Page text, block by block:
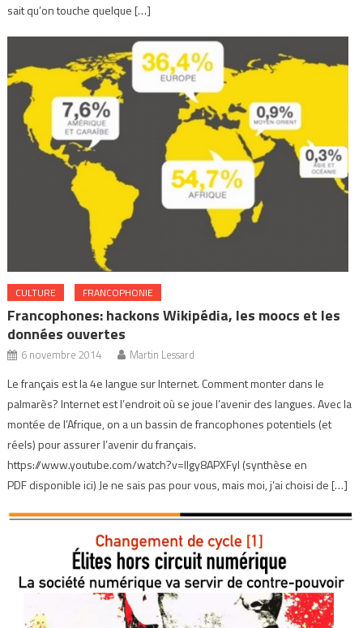
sait qu’on touche quelque […]
CULTURE FRANCOPHONIE
Francophones: hackons Wikipédia, les moocs et les
données ouvertes
6 novembre 2014 Martin Lessard
Le français est la 4e langue sur Internet. Comment monter dans le
palmarès? Internet est l’endroit où se joue l’avenir des langues. Avec la
montée de l’Afrique, on a un bassin de francophones potentiels (et
réels) pour assurer l’avenir du français.
https://www.youtube.com/watch?v=lIgy8APXFyI (synthèse en
PDF disponible ici) Je ne sais pas pour vous, mais moi, j’ai choisi de […]